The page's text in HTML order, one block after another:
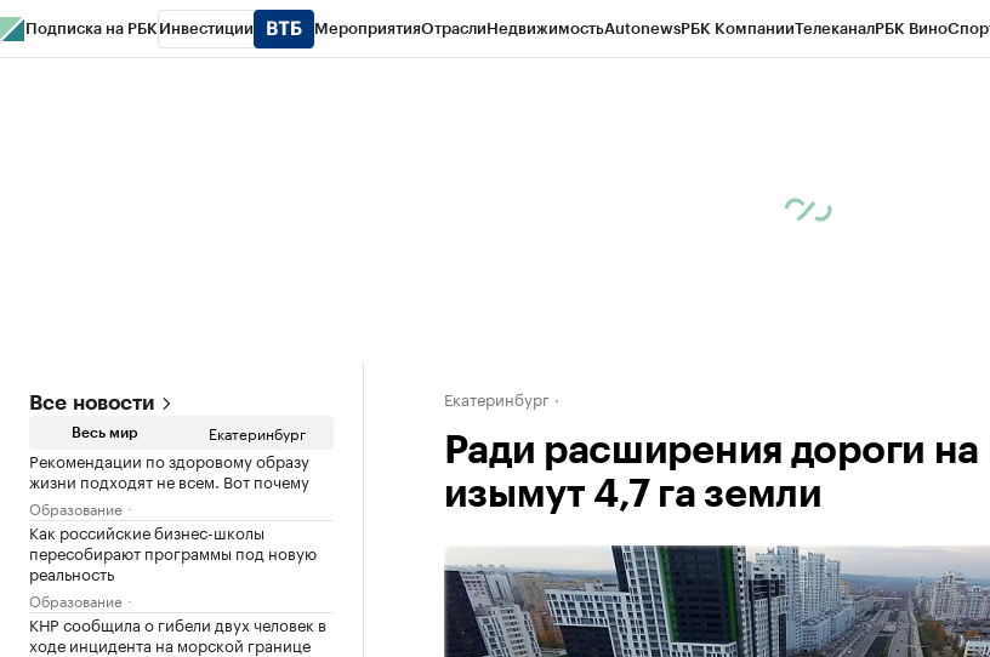
Подписка на РБК Инвестиции МероприятияОтраслиНедвижимостьAutonewsРБК КомпанииТелеканалРБК Вино
Все новости
Весь мир Екатеринбург
Рекомендации по здоровому образу
жизни подходят не всем. Вот почему
Образование
Как российские бизнес-школы
пересобирают программы под новую
реальность
Образование
КНР сообщила о гибели двух человек в
ходе инцидента на морской границе
Екатеринбург
Ради расширения дороги
изымут 4,7 га земли